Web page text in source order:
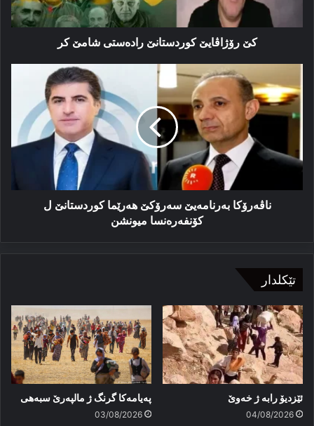
کێ رۆژاڤایێ کوردستانێ رادەستی شامێ کر
ناڤەرۆکا
بەرنامەیێ
سەرۆکێ
هەرێما
کوردستانێ
ل
کۆنفەرەنسا
ناڤەرۆکا بەرنامەیێ سەرۆکێ هەرێما کوردستانێ ل
کۆنفەرەنسا میونشن
تێکلدار
ئێزدیۆ رابە ژ خەوێ
04/08/2026
پەیامەكا گرنگ ژ مالپەرێ سبەهی
03/08/2026